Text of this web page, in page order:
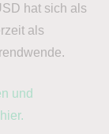
hat sich als
als
und